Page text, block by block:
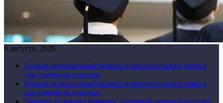
9 августа, 2026
Назван оптимальный размер первоначального взноса
для семейной ипотеки
Назван оптимальный размер первоначального взноса
для семейной ипотеки
Эксперт успокоил взявших льготную ипотеку россиян